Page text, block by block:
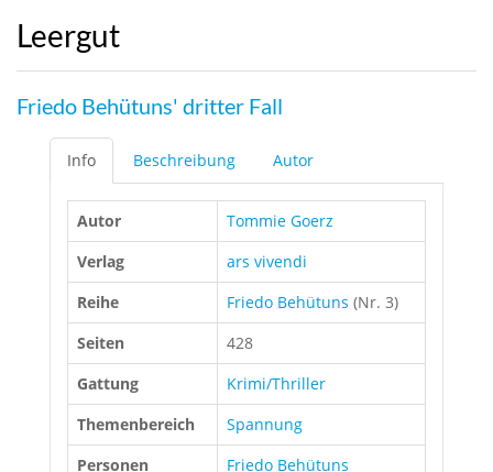
Leergut
Friedo Behütuns' dritter Fall
Info Beschreibung Autor
Autor
Tommie Goerz
Verlag
ars vivendi
Reihe
Friedo Behütuns (Nr. 3)
Seiten
428
Gattung
Krimi/Thriller
Themenbereich
Spannung
Personen
Friedo Behütuns